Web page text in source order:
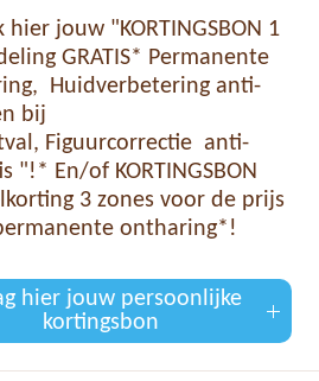
hier jouw "KORTINGSBON 1
GRATIS* Permanente
Huidverbetering anti-
bij
Figuurcorrectie anti-
"!* En/of KORTINGSBON
3 zones voor de prijs
ontharing*!
hier jouw persoonlijke
kortingsbon